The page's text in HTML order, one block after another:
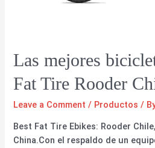
Las mejores
Fat Tire Rooder
Leave a Comment / Productos /
Best Fat Tire Ebikes: Rooder
China.Con el respaldo de un